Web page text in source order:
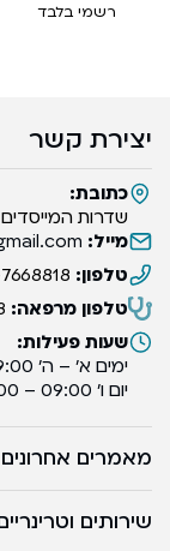
רשמי בלבד
יצירת קשר
כתובת:
שדרות המייסדים 39 מושב ערוגות
מייל:
טלפון:
טלפון מרפאה:
שעות פעילות:
ימים א’ – ה’ 19:00-09:00
יום ו’ 09:00 – 14:00
מאמרים אחרונים
שירותים